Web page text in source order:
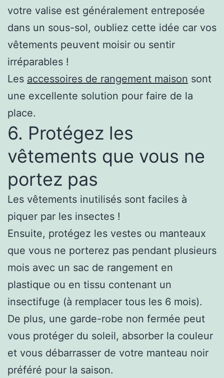
votre valise est généralement entreposée
dans un sous-sol, oubliez cette idée car vos
vêtements peuvent moisir ou sentir
irréparables !
Les accessoires de rangement maison sont
une excellente solution pour faire de la
place.
6. Protégez les
vêtements que vous ne
portez pas
Les vêtements inutilisés sont faciles à
piquer par les insectes !
Ensuite, protégez les vestes ou manteaux
que vous ne porterez pas pendant plusieurs
mois avec un sac de rangement en
plastique ou en tissu contenant un
insectifuge (à remplacer tous les 6 mois).
De plus, une garde-robe non fermée peut
vous protéger du soleil, absorber la couleur
et vous débarrasser de votre manteau noir
préféré pour la saison.